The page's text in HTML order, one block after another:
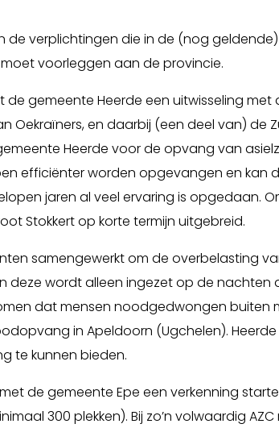
verplichtingen die in de (nog
voorleggen aan de provincie.
gemeente Heerde een uitwisseling met
Oekraïners, en daarbij (een deel van) de
Heerde voor de opvang van
efficiënter worden opgevangen en kan
jaren al veel ervaring is opgedaan.
Stokkert op korte termijn uitgebreid.
samengewerkt om de overbelasting
wordt alleen ingezet op de nachten
dat mensen noodgedwongen buiten
in Apeldoorn (Ugchelen).
te kunnen bieden.
de gemeente Epe een verkenning
300 plekken). Bij zo’n volwaardig